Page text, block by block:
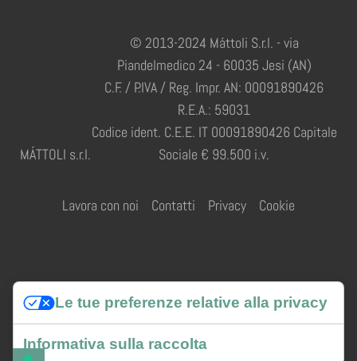
MÁTTOLI s.r.l.
© 2013-2024 Máttoli S.r.l. - via
Piandelmedico 24 - 60035 Jesi (AN)
C.F. / P.IVA / Reg. Impr. AN: 00091890426
R.E.A.: 59031
Codice ident. C.E.E. IT 00091890426 Capitale
Sociale € 99.500 i.v.
Lavora con noi Contatti Privacy Cookie
Credits
Le tue preferenze relative alla privacy
Informativa sulla raccolta